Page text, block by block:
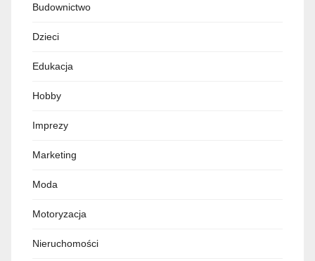
Budownictwo
Dzieci
Edukacja
Hobby
Imprezy
Marketing
Moda
Motoryzacja
Nieruchomości